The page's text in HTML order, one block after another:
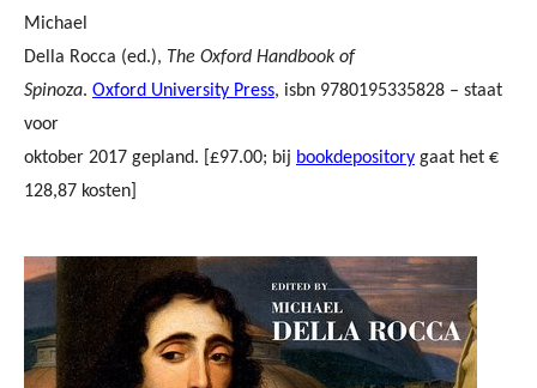
Michael
Della Rocca (ed.), The Oxford Handbook of
Spinoza. Oxford University Press, isbn 9780195335828 – staat
voor
oktober 2017 gepland. [£97.00; bij bookdepository gaat het €
128,87 kosten]